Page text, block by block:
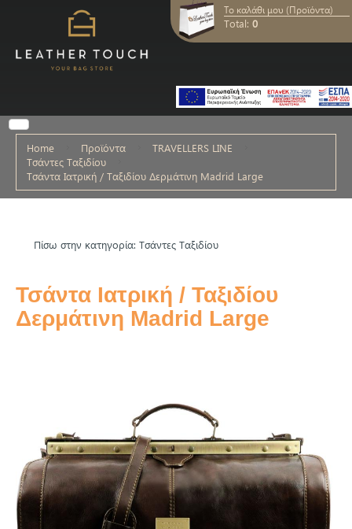
Το καλάθι μου (Προϊόντα)
Total: 0
Home Προϊόντα
TRAVELLERS LINE
Τσάντες Ταξιδίου
Τσάντα Ιατρική / Ταξιδίου Δερμάτινη Madrid Large
Πίσω στην κατηγορία: Τσάντες Ταξιδίου
Τσάντα Ιατρική / Ταξιδίου
Δερμάτινη Madrid Large